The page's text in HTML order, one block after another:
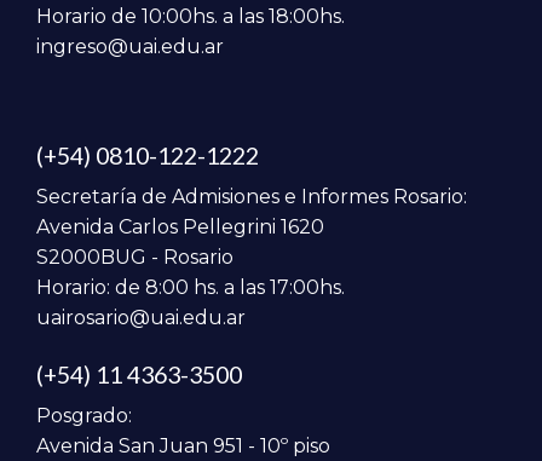
Horario de 10:00hs. a las 18:00hs.
ingreso@uai.edu.ar
(+54) 0810-122-1222
Secretaría de Admisiones e Informes Rosario:
Avenida Carlos Pellegrini 1620
S2000BUG - Rosario
Horario: de 8:00 hs. a las 17:00hs.
uairosario@uai.edu.ar
(+54) 11 4363-3500
Posgrado:
Avenida San Juan 951 - 10º piso